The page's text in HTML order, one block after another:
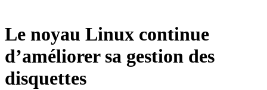
Le noyau Linux continue
d’améliorer sa gestion des
disquettes